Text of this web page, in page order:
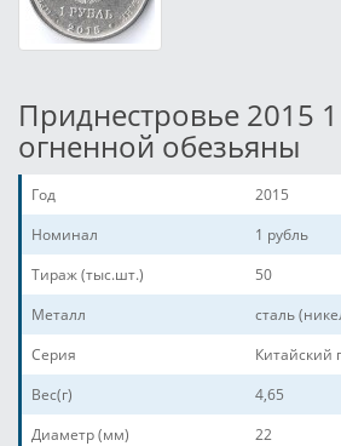
Приднестровье 2015
огненной обезьяны
Год
2015
Номинал
1 рубль
Тираж (тыс.шт.)
50
Металл
сталь
Серия
Китайский
Вес(г)
4,65
Диаметр (мм)
22